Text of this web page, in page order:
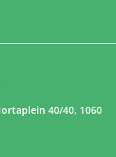
40/40, 1060